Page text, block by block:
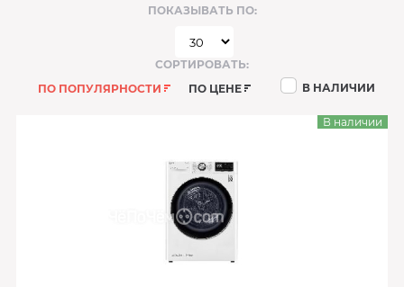
ПОКАЗЫВАТЬ ПО:
СОРТИРОВАТЬ:
ПО ПОПУЛЯРНОСТИ
ПО ЦЕНЕ В НАЛИЧИИ
В наличии